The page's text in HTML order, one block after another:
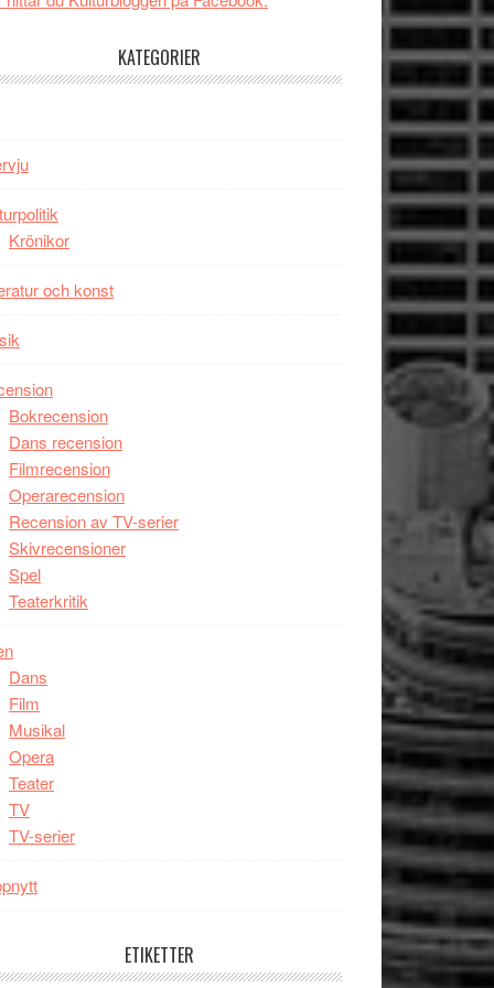
tv4
kan
KATEGORIER
Krönikor
och konst
Bokrecension
Dans recension
Filmrecension
Operarecension
Recension av TV-serier
Skivrecensioner
Spel
Teaterkritik
Dans
Film
Musikal
Opera
Teater
TV
TV-serier
ETIKETTER